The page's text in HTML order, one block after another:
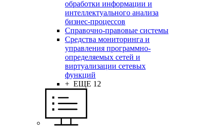
обработки информации и
интеллектуального анализа
бизнес-процессов
Справочно-правовые системы
Средства мониторинга и
управления программно-
определяемых сетей и
виртуализации сетевых
функций
+ ЕЩЕ 12